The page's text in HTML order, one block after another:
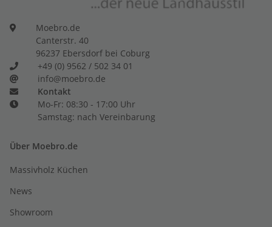
Moebro.de
Canterstr. 40
96237 Ebersdorf bei Coburg
+49 (0) 9562 / 502 34 01
info@moebro.de
Kontakt
Mo-Fr: 08:30 - 17:00 Uhr
Samstag: nach Vereinbarung
Über Moebro.de
Massivholz Küchen
News
Showroom